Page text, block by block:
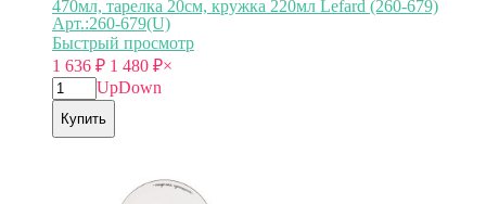
470мл, тарелка 20см, кружка 220мл Lefard (260-679)
Арт.:260-679(U)
Быстрый просмотр
1 636 ₽ 1 480 ₽×
UpDown
Купить